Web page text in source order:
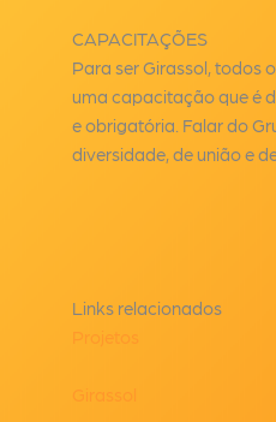
CAPACITAÇÕES
Para ser Girassol, todos
uma capacitação que é
e obrigatória. Falar do
diversidade, de união e
Links relacionados
Projetos
Girassol